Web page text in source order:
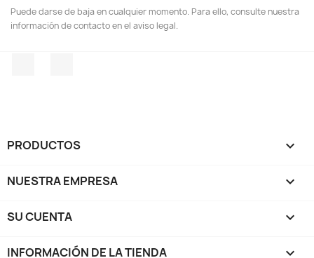
Puede darse de baja en cualquier momento. Para ello, consulte nuestra
información de contacto en el aviso legal.
PRODUCTOS 
NUESTRA EMPRESA 
SU CUENTA 
INFORMACIÓN DE LA TIENDA keyboard_arrow_down